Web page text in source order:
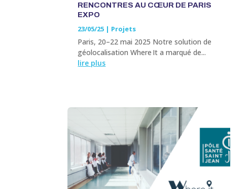
RENCONTRES AU CŒUR DE PARIS
EXPO
23/05/25 | Projets
Paris, 20–22 mai 2025 Notre solution de
géolocalisation Where It a marqué de...
lire plus